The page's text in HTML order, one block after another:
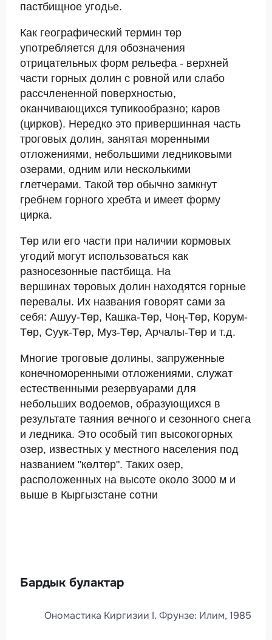
пастбищное угодье.
Как географический термин төр
употребляется для обозначения
отрицательных форм рельефа - верхней
части горных долин с ровной или слабо
рассчлененной поверхностью,
оканчивающихся тупикообразно; каров
(цирков). Нередко это привершинная часть
троговых долин, занятая моренными
отложениями, небольшими ледниковыми
озерами, одним или несколькими
глетчерами. Такой төр обычно замкнут
гребнем горного хребта и имеет форму
цирка.
Төр или его части при наличии кормовых
угодий могут использоваться как
разносезонные пастбища. На
вершинах төровых долин находятся горные
перевалы. Их названия говорят сами за
себя: Ашуу-Төр, Кашка-Төр, Чоң-Төр, Корум-
Төр, Суук-Төр, Муз-Төр, Арчалы-Төр и т.д.
Многие троговые долины, запруженные
конечноморенными отложениями, служат
естественными резервуарами для
небольших водоемов, образующихся в
результате таяния вечного и сезонного снега
и ледника. Это особый тип высокогорных
озер, известных у местного населения под
названием "көлтөр". Таких озер,
расположенных на высоте около 3000 м и
выше в Кыргызстане сотни
Бардык булактар
Ономастика Киргизии I. Фрунзе: Илим, 1985